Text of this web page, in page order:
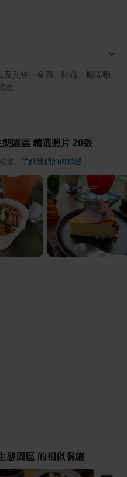
及孔雀、金雞、陸龜、鵝等動
。
態園區 精選照片 20張
選 了解我們如何精選
態園區 的相似餐廳